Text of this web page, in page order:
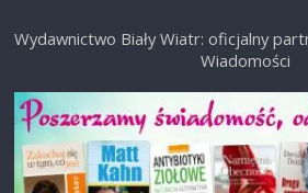
Wydawnictwo Biały Wiatr: oficjalny
Wiadomości